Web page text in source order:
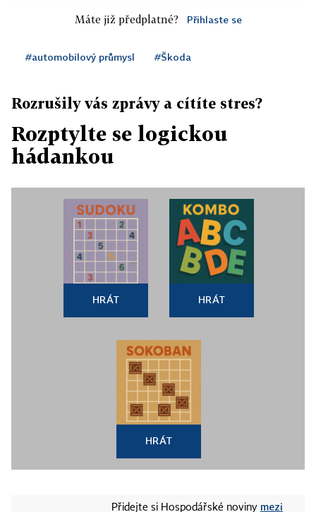
Máte již předplatné? Přihlaste se
#automobilový průmysl #Škoda
Rozrušily vás zprávy a cítíte stres?
Rozptylte se logickou
hádankou
HRÁT HRÁT
HRÁT
Přidejte si Hospodářské noviny mezi